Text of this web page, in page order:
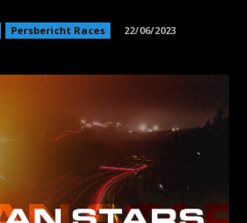
Persbericht Races 22/06/2023